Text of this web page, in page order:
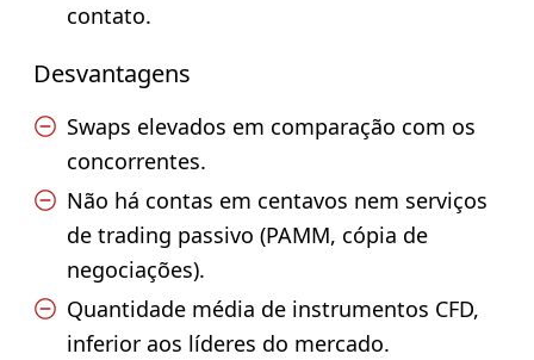
contato.
Desvantagens
Swaps elevados em comparação com os
concorrentes.
Não há contas em centavos nem serviços
de trading passivo (PAMM, cópia de
negociações).
Quantidade média de instrumentos CFD,
inferior aos líderes do mercado.